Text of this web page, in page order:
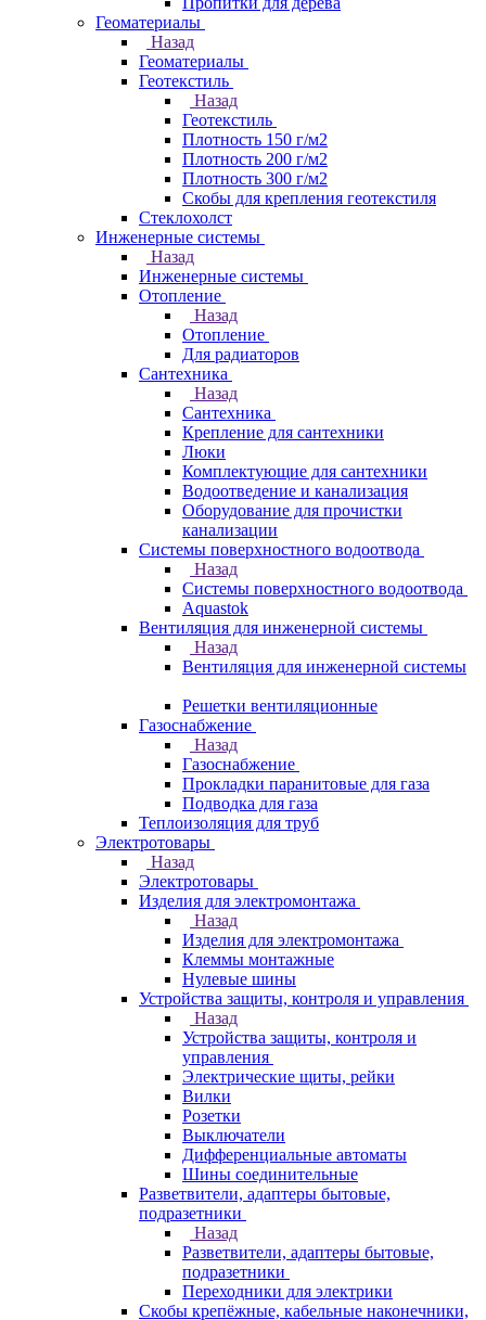
Геоматериалы
Назад
Геоматериалы
Геотекстиль
Назад
Геотекстиль
Плотность 150 г/м2
Плотность 200 г/м2
Плотность 300 г/м2
Скобы для крепления геотекстиля
Стеклохолст
Инженерные системы
Назад
Инженерные системы
Отопление
Назад
Отопление
Для радиаторов
Сантехника
Назад
Сантехника
Крепление для сантехники
Люки
Комплектующие для сантехники
Водоотведение и канализация
Оборудование для прочистки
канализации
Системы поверхностного водоотвода
Назад
Системы поверхностного водоотвода
Aquastok
Вентиляция для инженерной системы
Назад
Вентиляция для инженерной системы
Решетки вентиляционные
Газоснабжение
Назад
Газоснабжение
Прокладки паранитовые для газа
Подводка для газа
Теплоизоляция для труб
Электротовары
Назад
Электротовары
Изделия для электромонтажа
Назад
Изделия для электромонтажа
Клеммы монтажные
Нулевые шины
Устройства защиты, контроля и управления
Назад
Устройства защиты, контроля и
управления
Электрические щиты, рейки
Вилки
Розетки
Выключатели
Дифференциальные автоматы
Шины соединительные
Разветвители, адаптеры бытовые,
подразетники
Назад
Разветвители, адаптеры бытовые,
подразетники
Переходники для электрики
Скобы крепёжные, кабельные наконечники,